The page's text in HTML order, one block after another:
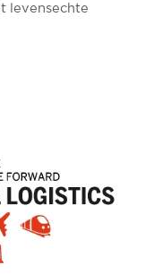
levensechte